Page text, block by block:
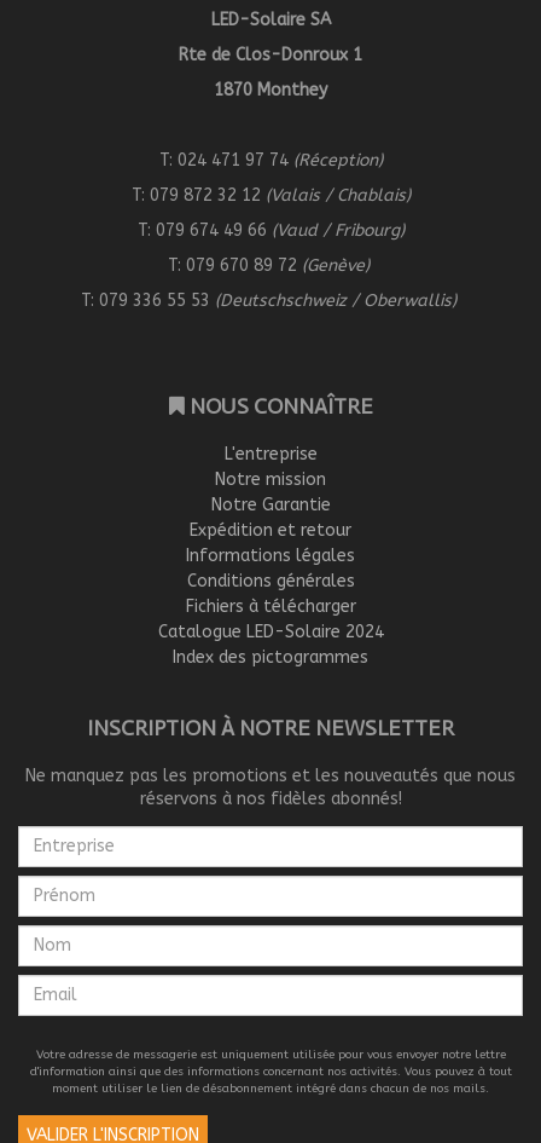
LED-Solaire SA
Rte de Clos-Donroux 1
1870 Monthey
T: 024 471 97 74 (Réception)
T: 079 872 32 12 (Valais / Chablais)
T: 079 674 49 66 (Vaud / Fribourg)
T: 079 670 89 72 (Genève)
T: 079 336 55 53 (Deutschschweiz / Oberwallis)
NOUS CONNAÎTRE
L'entreprise
Notre mission
Notre Garantie
Expédition et retour
Informations légales
Conditions générales
Fichiers à télécharger
Catalogue LED-Solaire 2024
Index des pictogrammes
INSCRIPTION À NOTRE NEWSLETTER
Ne manquez pas les promotions et les nouveautés que nous
réservons à nos fidèles abonnés!
Votre adresse de messagerie est uniquement utilisée pour vous envoyer notre lettre
d'information ainsi que des informations concernant nos activités. Vous pouvez à tout
moment utiliser le lien de désabonnement intégré dans chacun de nos mails.